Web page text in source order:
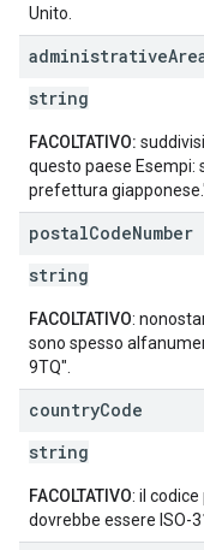
Unito.
administrative
string
FACOLTATIVO:
questo paese Esempi:
prefettura
postalCodeNumber
string
FACOLTATIVO:
sono spesso
9TQ".
countryCode
string
FACOLTATIVO: il
dovrebbe essere ISO-